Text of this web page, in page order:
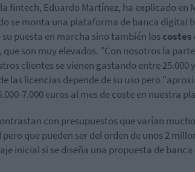
fintech, Eduardo Martínez, ha explicado en
se monta una plataforma de banca digital
puesta en marcha sino también loscostes
, que son muy elevados. "Con nosotros la
clientes se vienen gastando entre 25.000
las licencias depende de su uso pero
7.000 euros al mes de coste en nuestra
con presupuestos que varían
que pueden ser del orden de unos 2
inicial si se diseña una propuesta de